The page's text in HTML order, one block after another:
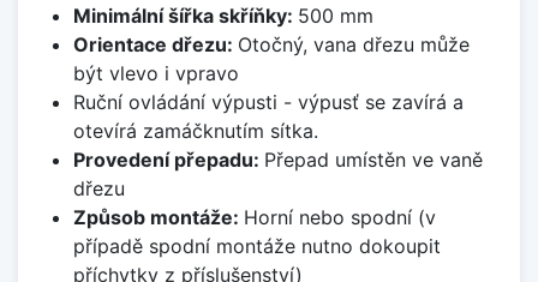
Minimální šířka skříňky: 500 mm
Orientace dřezu: Otočný, vana dřezu může
být vlevo i vpravo
Ruční ovládání výpusti - výpusť se zavírá a
otevírá zamáčknutím sítka.
Provedení přepadu: Přepad umístěn ve vaně
dřezu
Způsob montáže: Horní nebo spodní (v
případě spodní montáže nutno dokoupit
příchytky z příslušenství)